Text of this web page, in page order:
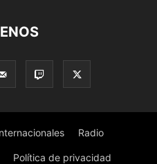
Radio
Política de privacidad